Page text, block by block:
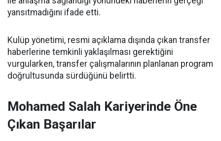
yansıtmadığını ifade etti.
Kulüp yönetimi, resmi açıklama dışında çıkan transfer
haberlerine temkinli yaklaşılması gerektiğini
vurgularken, transfer çalışmalarının planlanan program
doğrultusunda sürdüğünü belirtti.
Mohamed Salah Kariyerinde Öne
Çıkan Başarılar